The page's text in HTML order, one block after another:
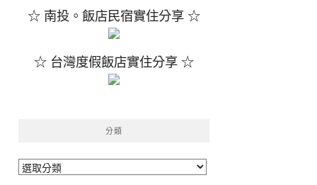
☆ 南投。飯店民宿實住分享 ☆
☆ 台灣度假飯店實住分享 ☆
分類
分